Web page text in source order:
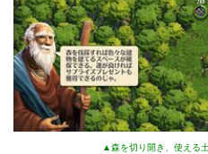
▲森を切り開き、使える